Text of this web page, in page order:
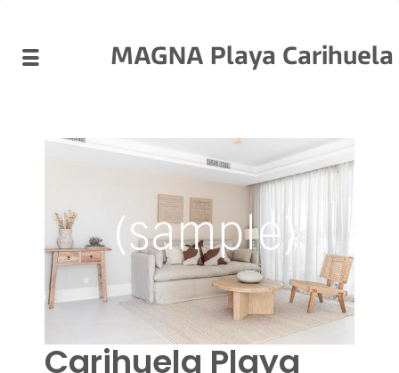
MAGNA Playa
Carihuela Playa